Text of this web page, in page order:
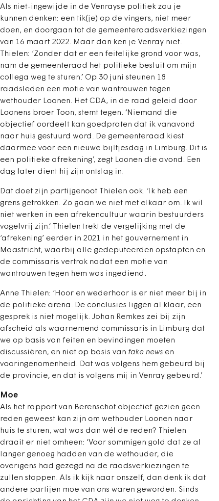
Als niet-ingewijde in de Venrayse politiek zou je
kunnen denken: een tik(je) op de vingers, niet meer
doen, en doorgaan tot de gemeenteraadsverkiezingen
van 16 maart 2022. Maar dan ken je Venray niet.
Thielen: ‘Zonder dat er een feitelijke grond voor was,
nam de gemeenteraad het politieke besluit om mijn
collega weg te sturen.’ Op 30 juni steunen 18
raadsleden een motie van wantrouwen tegen
wethouder Loonen. Het CDA, in de raad geleid door
Loonens broer Toon, stemt tegen. ‘Niemand die
objectief oordeelt kan goedpraten dat ik vanavond
naar huis gestuurd word. De gemeenteraad kiest
daarmee voor een nieuwe bijltjesdag in Limburg. Dit is
een politieke afrekening’, zegt Loonen die avond. Een
dag later dient hij zijn ontslag in.
Dat doet zijn partijgenoot Thielen ook. ‘Ik heb een
grens getrokken. Zo gaan we niet met elkaar om. Ik wil
niet werken in een afrekencultuur waarin bestuurders
vogelvrij zijn.’ Thielen trekt de vergelijking met de
‘afrekening’ eerder in 2021 in het gouvernement in
Maastricht, waarbij alle gedeputeerden opstapten en
de commissaris vertrok nadat een motie van
wantrouwen tegen hem was ingediend.
Anne Thielen: ‘Hoor en wederhoor is er niet meer bij in
de politieke arena. De conclusies liggen al klaar, een
gesprek is niet mogelijk. Johan Remkes zei bij zijn
afscheid als waarnemend commissaris in Limburg dat
we op basis van feiten en bevindingen moeten
discussiëren, en niet op basis van fake news en
vooringenomenheid. Dat was volgens hem gebeurd bij
de provincie, en dat is volgens mij in Venray gebeurd.’
Moe
Als het rapport van Berenschot objectief gezien geen
reden geweest kan zijn om wethouder Loonen naar
huis te sturen, wat was dan wél de reden? Thielen
draait er niet omheen: ‘Voor sommigen gold dat ze al
langer genoeg hadden van de wethouder, die
overigens had gezegd na de raadsverkiezingen te
zullen stoppen. Als ik kijk naar onszelf, dan denk ik dat
andere partijen moe van ons waren geworden. Sinds